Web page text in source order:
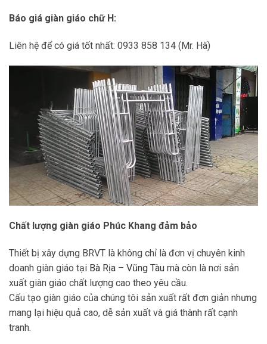
Báo giá giàn giáo chữ H:
Liên hệ để có giá tốt nhất: 0933 858 134 (Mr. Hà)
Chất lượng giàn giáo Phúc Khang đảm bảo
Thiết bị xây dựng BRVT là không chỉ là đơn vị chuyên kinh
doanh giàn giáo tại Bà Rịa – Vũng Tàu mà còn là nơi sản
xuất giàn giáo chất lượng cao theo yêu cầu.
Cấu tạo giàn giáo của chúng tôi sản xuất rất đơn giản nhưng
mang lại hiệu quả cao, dễ sản xuất và giá thành rất cạnh
tranh.